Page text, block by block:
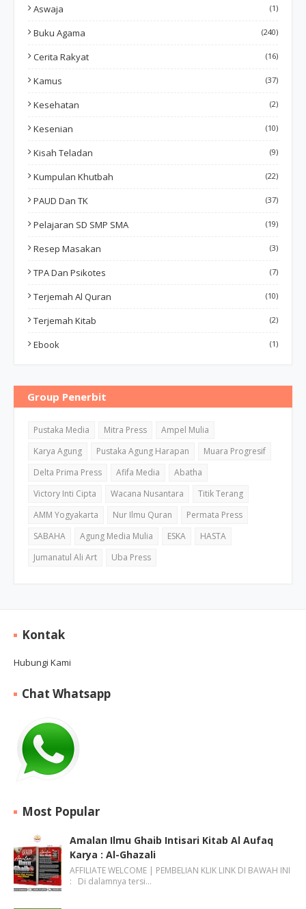
Aswaja (1)
Buku Agama (240)
Cerita Rakyat (16)
Kamus (37)
Kesehatan (2)
Kesenian (10)
Kisah Teladan (9)
Kumpulan Khutbah (22)
PAUD Dan TK (37)
Pelajaran SD SMP SMA (19)
Resep Masakan (3)
TPA Dan Psikotes (7)
Terjemah Al Quran (10)
Terjemah Kitab (2)
Ebook (1)
Group Penerbit
Pustaka Media Mitra Press
Ampel Mulia
Karya Agung
Pustaka Agung Harapan
Muara Progresif
Delta Prima Press
Afifa Media
Abatha
Victory Inti Cipta
Wacana Nusantara
Titik Terang
AMM Yogyakarta
Nur Ilmu Quran
Permata Press
SABAHA
Agung Media Mulia ESKA
HASTA
Jumanatul Ali Art
Uba Press
Kontak
Hubungi Kami
Chat Whatsapp
Most Popular
Amalan Ilmu Ghaib Intisari Kitab Al Aufaq
Karya : Al-Ghazali
AFFILIATE WELCOME | PEMBELIAN KLIK LINK DI BAWAH INI
: Di dalamnya tersi…